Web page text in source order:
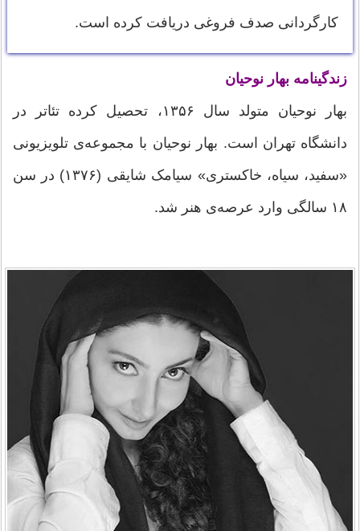
کارگردانى صدف فروغى دریافت کرده است.
زندگینامه بهار نوحیان
بهار نوحیان متولد سال ۱۳۵۶، تحصیل کرده تئاتر در
دانشگاه تهران است. بهار نوحیان با مجموعه‌ی تلویزیونی
«سفید، سیاه، خاکستری» سیامک شایقی (۱۳۷۶) در سن
۱۸ سالگی وارد عرصه‌ی هنر شد.